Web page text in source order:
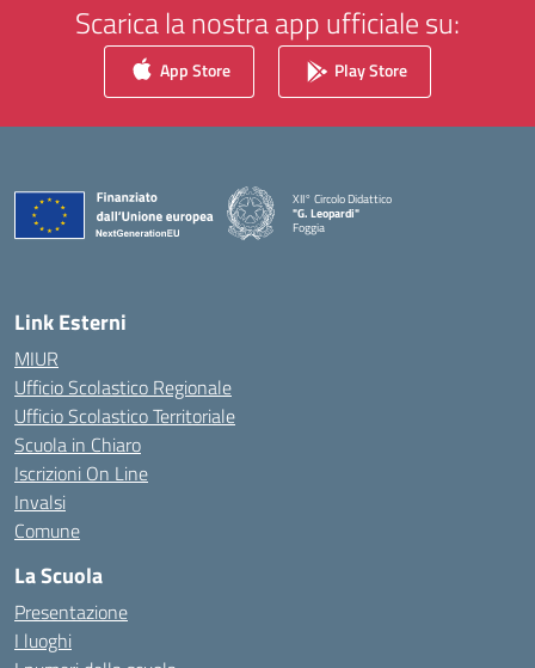
Scarica la nostra app ufficiale su:
App Store Play Store
XII° Circolo Didattico
"G. Leopardi"
Foggia
— Visita la pagina iniziale della scuola
Link Esterni
MIUR
Ufficio Scolastico Regionale
Ufficio Scolastico Territoriale
Scuola in Chiaro
Iscrizioni On Line
Invalsi
Comune
La Scuola
Presentazione
I luoghi